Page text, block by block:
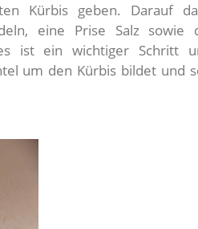
Kürbis geben. Darauf
eine Prise Salz sowie
ist ein wichtiger Schritt
um den Kürbis bildet und